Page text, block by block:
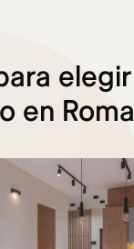
elegir
en Roma